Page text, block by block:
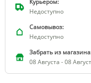
Курьером:
Недоступно
Самовывоз:
Недоступно
Забрать из
08 Августа - 08